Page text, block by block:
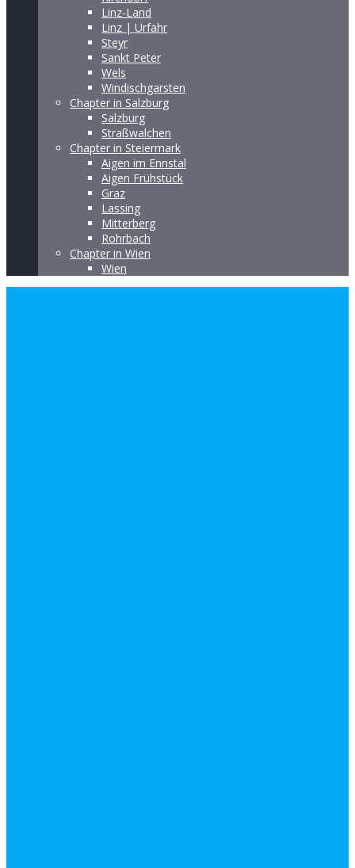
Linz-Land
Linz | Urfahr
Steyr
Sankt Peter
Wels
Windischgarsten
Chapter in Salzburg
Salzburg
Straßwalchen
Chapter in Steiermark
Aigen im Ennstal
Aigen Frühstück
Graz
Lassing
Mitterberg
Rohrbach
Chapter in Wien
Wien